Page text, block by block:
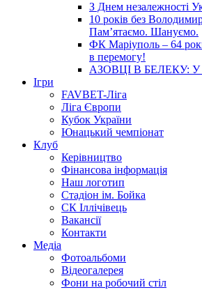
З Днем незалежності
10 років без
Пам’ятаємо. Шануємо.
ФК Маріуполь – 64
в перемогу!
АЗОВЦІ В БЕЛЕКУ:
Ігри
FAVBET-Ліга
Ліга Європи
Кубок України
Юнацький чемпіонат
Клуб
Керівництво
Фінансова інформація
Наш логотип
Стадіон ім. Бойка
СК Іллічівець
Вакансії
Контакти
Медіа
Фотоальбоми
Відеогалерея
Фони на робочий стіл